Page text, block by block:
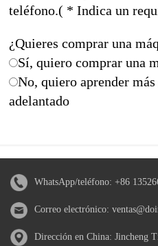
teléfono.( * Indica un
¿Quieres comprar una
Sí, quiero comprar una
No, quiero aprender
adelantado
WhatsApp/teléfono: +86
Correo electrónico:
Dirección en China: Jincheng